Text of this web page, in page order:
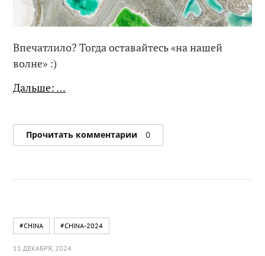
Впечатлило? Тогда оставайтесь «на нашей
волне» :)
Дальше: …
Прочитать комментарии 0
#CHINA #CHINA-2024
11 ДЕКАБРЯ, 2024